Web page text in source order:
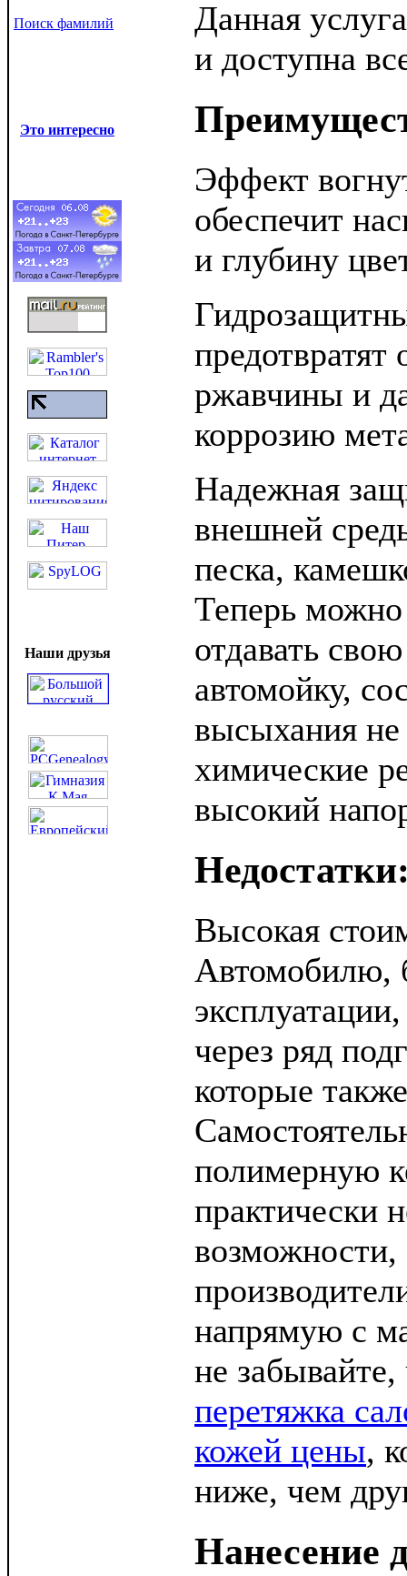
Поиск фамилий
Это интересно
Наши друзья
Данная
и доступна
Эффект
обеспечит
и глубину
предотвратят
ржавчины и
коррозию
Надежная
внешней
песка,
Теперь можно
отдавать
автомойку,
высыхания
химические
высокий
Высокая
Автомобилю,
через ряд
которые
полимерную
практически
напрямую с
не
перетяжка
кожей цены,
ниже, чем
Нанесение